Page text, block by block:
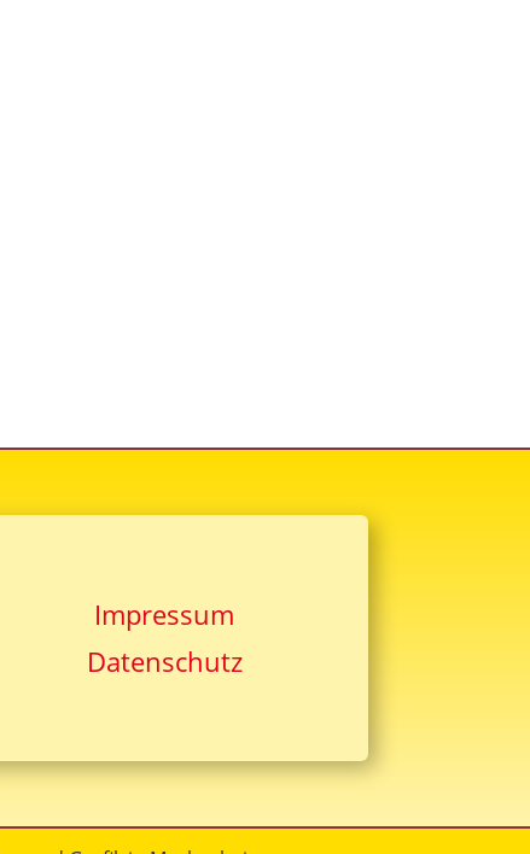
Impressum
Datenschutz